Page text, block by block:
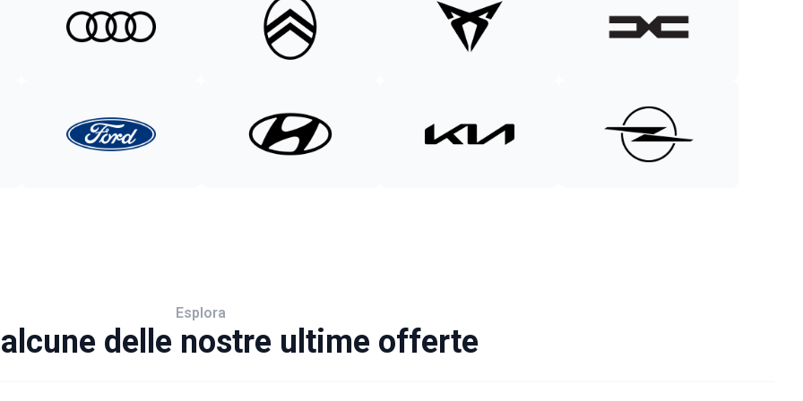
Esplora
delle nostre ultime offerte